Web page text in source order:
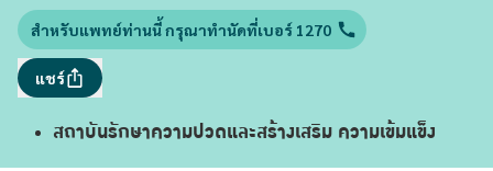
สำหรับแพทย์ท่านนี้ กรุณาทำนัดที่เบอร์ 1270
แชร์
สถาบันรักษาความปวดและสร้างเสริม ความเข้มแข็ง